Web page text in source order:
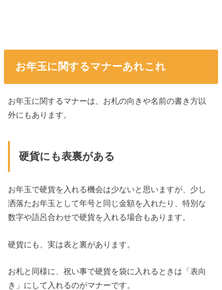
お年玉に関するマナーあれこれ
お年玉に関するマナーは、お札の向きや名前の書き方以
外にもあります。
硬貨にも表裏がある
お年玉で硬貨を入れる機会は少ないと思いますが、少し
洒落たお年玉として年号と同じ金額を入れたり、特別な
数字や語呂合わせで硬貨を入れる場合もあります。
硬貨にも、実は表と裏があります。
お札と同様に、祝い事で硬貨を袋に入れるときは「表向
き」にして入れるのがマナーです。